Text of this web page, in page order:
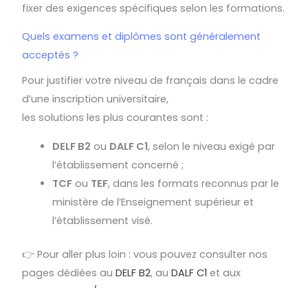
fixer des exigences spécifiques selon les formations.
Quels examens et diplômes sont généralement
acceptés ?
Pour justifier votre niveau de français dans le cadre
d’une inscription universitaire,
les solutions les plus courantes sont :
DELF B2 ou DALF C1, selon le niveau exigé par
l’établissement concerné ;
TCF ou TEF, dans les formats reconnus par le
ministère de l’Enseignement supérieur et
l’établissement visé.
👉 Pour aller plus loin : vous pouvez consulter nos
pages dédiées auDELF B2, auDALF C1et aux